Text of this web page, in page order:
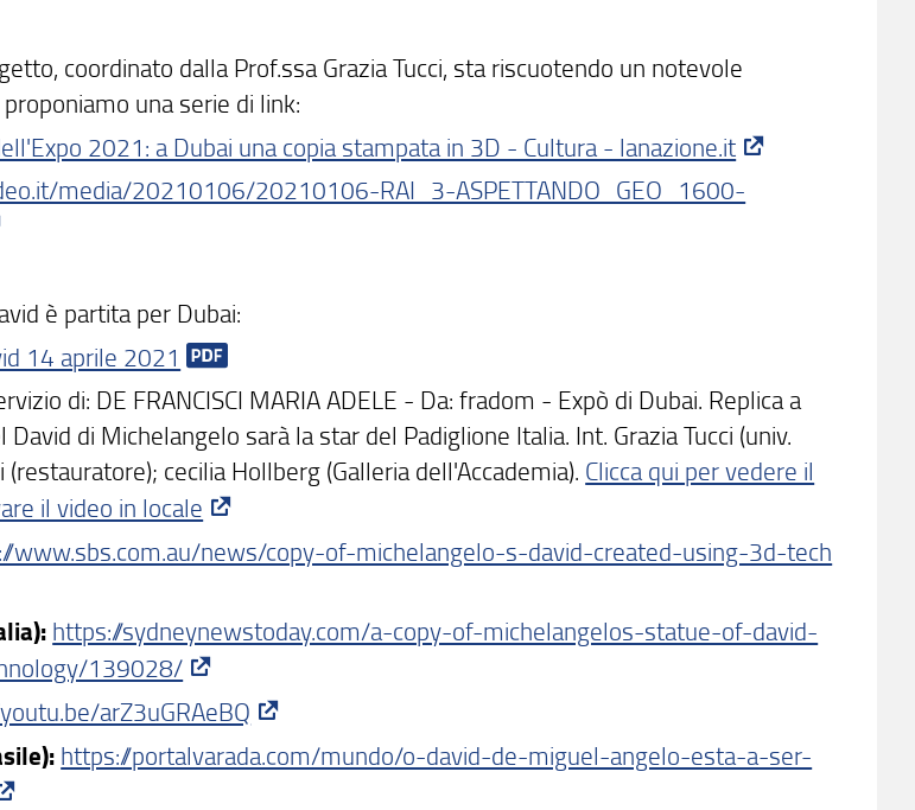
coordinato dalla Prof.ssa Grazia Tucci, sta riscuotendo un notevole
una serie di link:
2021: a Dubai una copia stampata in 3D - Cultura - lanazione.it
media/20210106/20210106-RAI_3-ASPETTANDO_GEO_1600-
è partita per Dubai:
14 aprile 2021
di: DE FRANCISCI MARIA ADELE - Da: fradom - Expò di Dubai. Replica a
di Michelangelo sarà la star del Padiglione Italia. Int. Grazia Tucci (univ.
(restauratore); cecilia Hollberg (Galleria dell'Accademia). Clicca qui per vedere il
il video in locale
www.sbs.com.au/news/copy-of-michelangelo-s-david-created-using-3d-tech
https://sydneynewstoday.com/a-copy-of-michelangelos-statue-of-david-
139028/
arZ3uGRAeBQ
https://portalvarada.com/mundo/o-david-de-miguel-angelo-esta-a-ser-